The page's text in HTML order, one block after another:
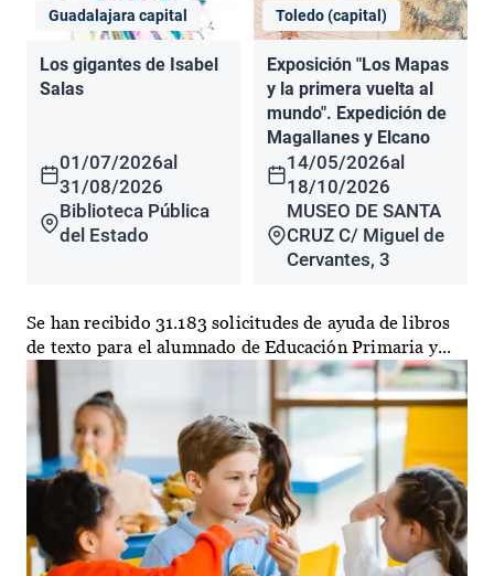
Guadalajara capital
Los gigantes de Isabel
Salas
01/07/2026al
31/08/2026
Biblioteca Pública
del Estado
Toledo (capital)
Exposición "Los Mapas
y la primera vuelta al
mundo". Expedición de
Magallanes y Elcano
14/05/2026al
18/10/2026
MUSEO DE SANTA
CRUZ C/ Miguel de
Cervantes, 3
Se han recibido 31.183 solicitudes de ayuda de libros
de texto para el alumnado de Educación Primaria y...